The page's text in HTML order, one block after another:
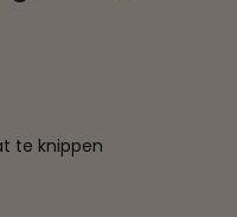
te knippen